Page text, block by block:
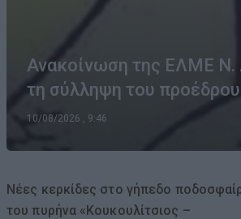
Ανακοίνωση της ΕΛΜΕ Ν.
τη σύλληψη του
10/08/2026 , 9:46
Νέες κερκίδες στο γήπεδο
του πυρήνα «Κουκουλίτσιος –